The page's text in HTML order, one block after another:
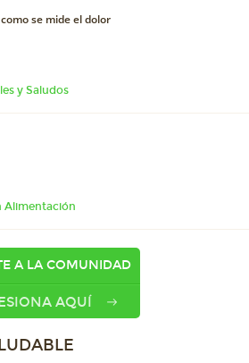
se mide el dolor
y Saludos
Alimentación
A LA COMUNIDAD
AQUÍ